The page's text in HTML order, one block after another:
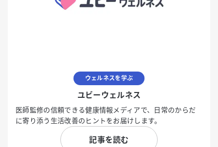
ウェルネスを学ぶ
ユビーウェルネス
医師監修の信頼できる健康情報メディアで、日常のからだ
に寄り添う生活改善のヒントをお届けします。
記事を読む